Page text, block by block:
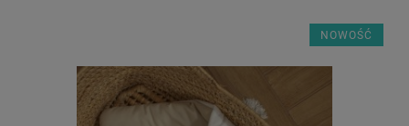
NOWOŚĆ